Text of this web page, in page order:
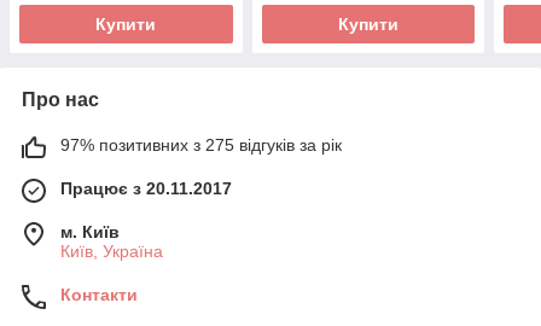
Купити Купити
Про нас
97% позитивних з 275 відгуків за рік
Працює з 20.11.2017
м. Київ
Київ, Україна
Контакти